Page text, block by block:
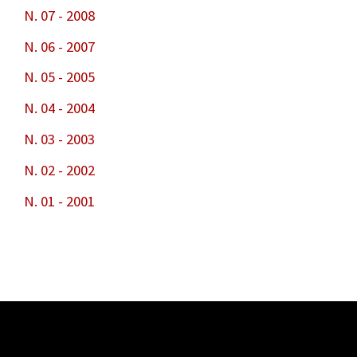
N. 07 - 2008
N. 06 - 2007
N. 05 - 2005
N. 04 - 2004
N. 03 - 2003
N. 02 - 2002
N. 01 - 2001